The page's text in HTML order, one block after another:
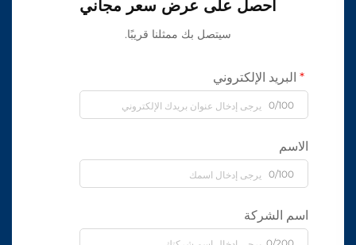
احصل على عرض سعر مجاني
سيتصل بك ممثلنا قريبًا.
البريد الإلكتروني
0/100
الاسم
0/100
اسم الشركة